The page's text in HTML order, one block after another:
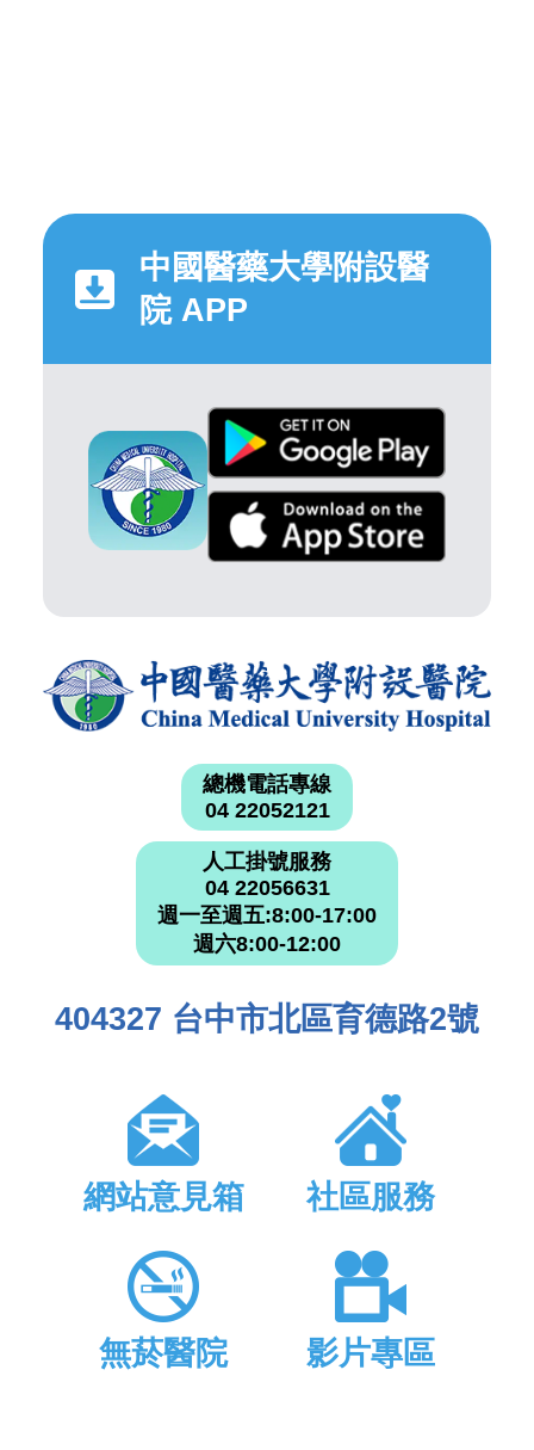
中國醫藥大學附設醫
院 APP
總機電話專線
04 22052121
人工掛號服務
04 22056631
週一至週五:8:00-17:00
週六8:00-12:00
404327 台中市北區育德路2號
網站意見箱 社區服務
無菸醫院 影片專區